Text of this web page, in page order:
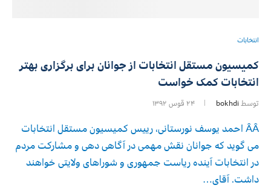
انتخابات
کمیسیون مستقل انتخابات از جوانان برای برگزاری بهتر
انتخابات کمک خواست
توسط bokhdi ۲۴ قوس ۱۳۹۲
ÂÂ احمد یوسف نورستانی، رییس کمیسیون مستقل انتخابات
می گوید که جوانان نقش مهمی در آگاهی دهی و مشارکت مردم
در انتخابات آینده ریاست جمهوری و شوراهای ولایتی خواهند
داشت. آقای…